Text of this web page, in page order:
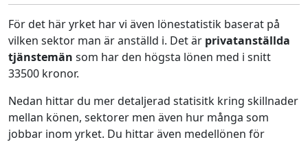
För det här yrket har vi även lönestatistik baserat på
vilken sektor man är anställd i. Det är privatanställda
tjänstemän som har den högsta lönen med i snitt
33500 kronor.
Nedan hittar du mer detaljerad statisitk kring skillnader
mellan könen, sektorer men även hur många som
jobbar inom yrket. Du hittar även medellönen för